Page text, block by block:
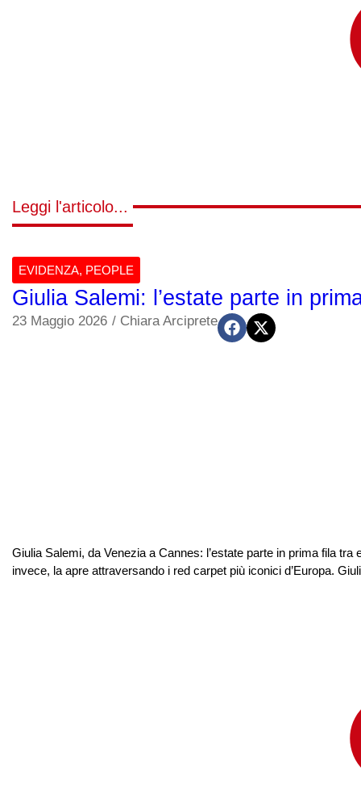
Leggi l'articolo...
EVIDENZA, PEOPLE
Giulia Salemi: l’estate parte in
23 Maggio 2026 / Chiara Arciprete
Giulia Salemi, da Venezia a Cannes: l’estate parte in prima fila
invece, la apre attraversando i red carpet più iconici d’Europa.